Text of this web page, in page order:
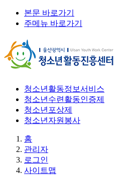
본문 바로가기
주메뉴 바로가기
청소년활동정보서비스
청소년수련활동인증제
청소년포상제
청소년자원봉사
홈
관리자
로그인
사이트맵